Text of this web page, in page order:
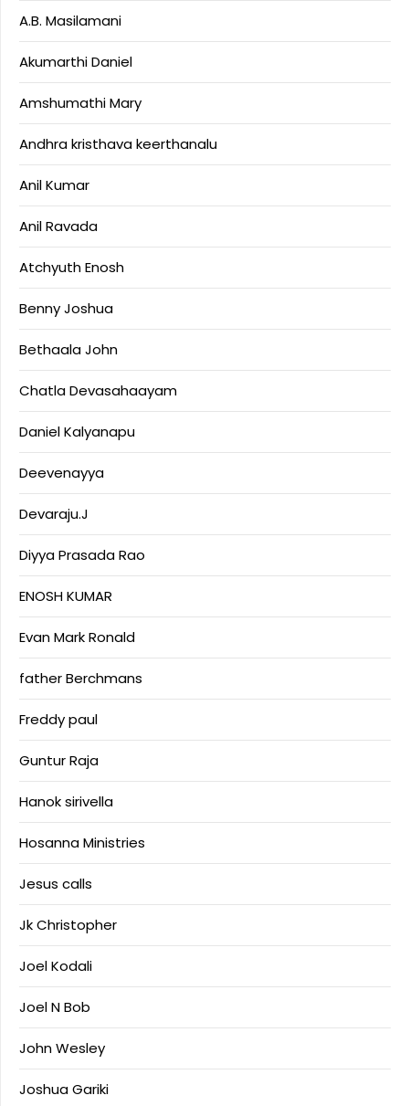
A.B. Masilamani
Akumarthi Daniel
Amshumathi Mary
Andhra kristhava keerthanalu
Anil Kumar
Anil Ravada
Atchyuth Enosh
Benny Joshua
Bethaala John
Chatla Devasahaayam
Daniel Kalyanapu
Deevenayya
Devaraju.J
Diyya Prasada Rao
ENOSH KUMAR
Evan Mark Ronald
father Berchmans
Freddy paul
Guntur Raja
Hanok sirivella
Hosanna Ministries
Jesus calls
Jk Christopher
Joel Kodali
Joel N Bob
John Wesley
Joshua Gariki